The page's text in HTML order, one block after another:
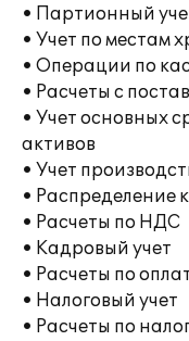
• Партионный
• Учет по местам
• Операции по
• Расчеты с
• Учет основных
активов
• Учет
• Распределение
• Расчеты по НДС
• Кадровый учет
• Расчеты по
• Налоговый учет
• Расчеты по